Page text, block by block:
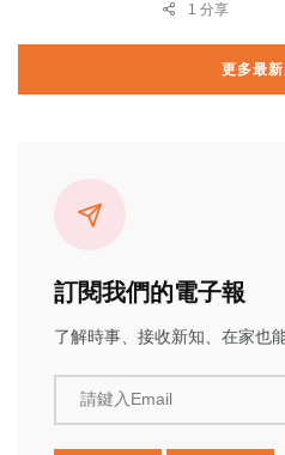
1 分享
更多最
訂閱我們的電子報
了解時事、接收新知、在家也
請鍵入Email